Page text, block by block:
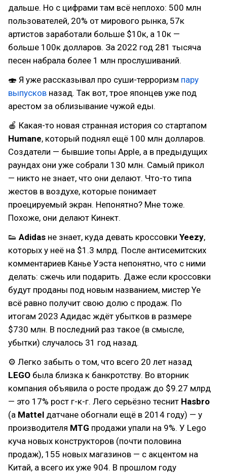
дальше. Но с цифрами там всё неплохо: 500 млн
пользователей, 20% от мирового рынка, 57к
артистов заработали больше $10к, а 10к —
больше 100к долларов. За 2022 год 281 тысяча
песен набрала более 1 млн прослушиваний.
🍣 Я уже рассказывал про суши-терроризм пару
выпусков назад. Так вот, трое японцев уже под
арестом за облизывание чужой еды.
🍎 Какая-то новая странная история со стартапом
Humane, который поднял ещё 100 млн долларов.
Создатели — бывшие топы Apple, а в предыдущих
раундах они уже собрали 130 млн. Самый прикол
— никто не знает, что они делают. Что-то типа
жестов в воздухе, которые понимает
проецируемый экран. Непонятно? Мне тоже.
Похоже, они делают Кинект.
👟 Adidas не знает, куда девать кроссовки Yeezy,
которых у неё на $1.3 млрд. После антисемитских
комментариев Канье Уэста непонятно, что с ними
делать: сжечь или подарить. Даже если кроссовки
будут проданы под новым названием, мистер Ye
всё равно получит свою долю с продаж. По
итогам 2023 Адидас ждёт убытков в размере
$730 млн. В последний раз такое (в смысле,
убытки) случалось 31 год назад.
⚙ Легко забыть о том, что всего 20 лет назад
LEGO была близка к банкротству. Во вторник
компания объявила о росте продаж до $9.27 млрд
— это 17% рост г-к-г. Лего серьёзно теснит Hasbro
(а Mattel датчане обогнали ещё в 2014 году) — у
производителя MTG продажи упали на 9%. У Lego
куча новых конструкторов (почти половина
продаж), 155 новых магазинов — с акцентом на
Китай, а всего их уже 904. В прошлом году